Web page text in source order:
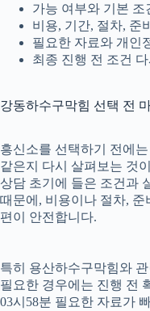
가능 여부와 기본 조
비용, 기간, 절차, 준
필요한 자료와 개인
최종 진행 전 조건 다
강동하수구막힘 선택 전
흥신소를 선택하기 전에
같은지 다시 살펴보는 것
상담 초기에 들은 조건과
때문에, 비용이나 절차,
편이 안전합니다.
특히 용산하수구막힘와
필요한 경우에는 진행 전
03시58분 필요한 자료가